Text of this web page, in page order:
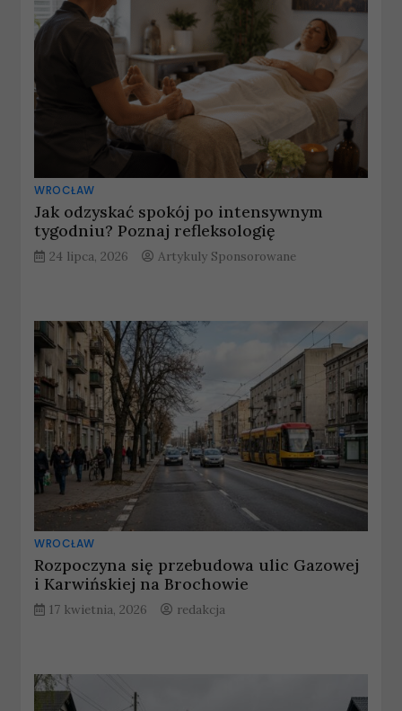
WROCŁAW
Jak odzyskać spokój po intensywnym
tygodniu? Poznaj refleksologię
24 lipca, 2026 Artykuly Sponsorowane
WROCŁAW
Rozpoczyna się przebudowa ulic Gazowej
i Karwińskiej na Brochowie
17 kwietnia, 2026 redakcja